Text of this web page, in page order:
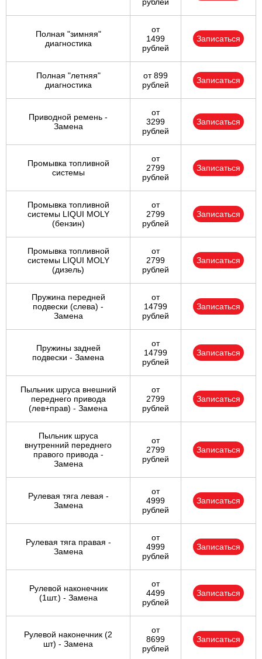
рублей
Полная "зимняя"
диагностика
от
1499
рублей
Записаться
Полная "летняя"
диагностика
от 899
рублей
Записаться
Приводной ремень -
Замена
от
3299
рублей
Записаться
Промывка топливной
системы
от
2799
рублей
Записаться
Промывка топливной
системы LIQUI MOLY
(бензин)
от
2799
рублей
Записаться
Промывка топливной
системы LIQUI MOLY
(дизель)
от
2799
рублей
Записаться
Пружина передней
подвески (слева) -
Замена
от
14799
рублей
Записаться
Пружины задней
подвески - Замена
от
14799
рублей
Записаться
Пыльник шруса внешний
переднего привода
(лев+прав) - Замена
от
2799
рублей
Записаться
Пыльник шруса
внутренний переднего
правого привода -
Замена
от
2799
рублей
Записаться
Рулевая тяга левая -
Замена
от
4999
рублей
Записаться
Рулевая тяга правая -
Замена
от
4999
рублей
Записаться
Рулевой наконечник
(1шт.) - Замена
от
4499
рублей
Записаться
Рулевой наконечник (2
шт) - Замена
от
8699
рублей
Записаться